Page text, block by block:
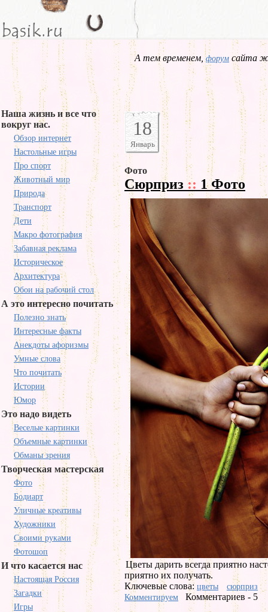
А тем временем,форум сайта
Наша жизнь и все что
вокруг нас.
Обзор интернет
Настольные игры
Про спорт
Животный мир
Природа
Транспорт
Дети
Макро фотография
Забавная реклама
Историческое
Архитектура
Обои на рабочий стол
А это интересно почитать
Полезно знать
Интересные факты
Анекдоты афоризмы
Умные слова
Что почитать
Истории
Юмор
Это надо видеть
Веселые картинки
Объемные картинки
Обманы зрения
Творческая мастерская
Фото
Бодиарт
Уличные креативы
Художники
Своими руками
Фотошоп
И что касается нас
Настоящая Россия
Загадки
Игры
18
Январь
Фото
Сюрприз:: 1 Фото
Цветы дарить всегда приятно
приятно их получать.
Ключевые слова: цветы
сюрприз
Комментируем
Комментариев - 5